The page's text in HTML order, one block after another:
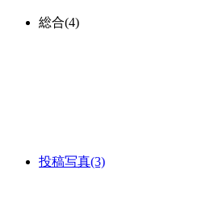
総合(4)
投稿写真(3)